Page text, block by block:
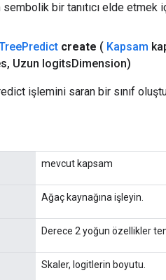
bir tanıtıcı elde etmek
Predict create ( Kapsam
, Uzun logitsDimension)
işlemini saran bir sınıf
mevcut kapsam
Ağaç kaynağına işleyin.
Derece 2 yoğun özellikler
Skaler, logitlerin boyutu.